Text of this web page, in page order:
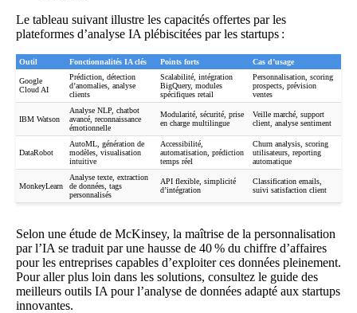
Le tableau suivant illustre les capacités offertes par les
plateformes d’analyse IA plébiscitées par les startups :
Outil Fonctionnalités IA clés Points forts Cas d’usage
Google
Cloud AI
Prédiction, détection
d’anomalies, analyse
clients
Scalabilité, intégration
BigQuery, modules
spécifiques retail
Personnalisation, scoring
prospects, prévision
ventes
IBM Watson
Analyse NLP, chatbot
avancé, reconnaissance
émotionnelle
Modularité, sécurité, prise
en charge multilingue
Veille marché, support
client, analyse sentiment
DataRobot
AutoML, génération de
modèles, visualisation
intuitive
Accessibilité,
automatisation, prédiction
temps réel
Churn analysis, scoring
utilisateurs, reporting
automatique
MonkeyLearn
Analyse texte, extraction
de données, tags
personnalisés
API flexible, simplicité
d’intégration
Classification emails,
suivi satisfaction client
Selon une étude de McKinsey, la maîtrise de la personnalisation
par l’IA se traduit par une hausse de 40 % du chiffre d’affaires
pour les entreprises capables d’exploiter ces données pleinement.
Pour aller plus loin dans les solutions, consultez le guide des
meilleurs outils IA pour l’analyse de données adapté aux startups
innovantes.